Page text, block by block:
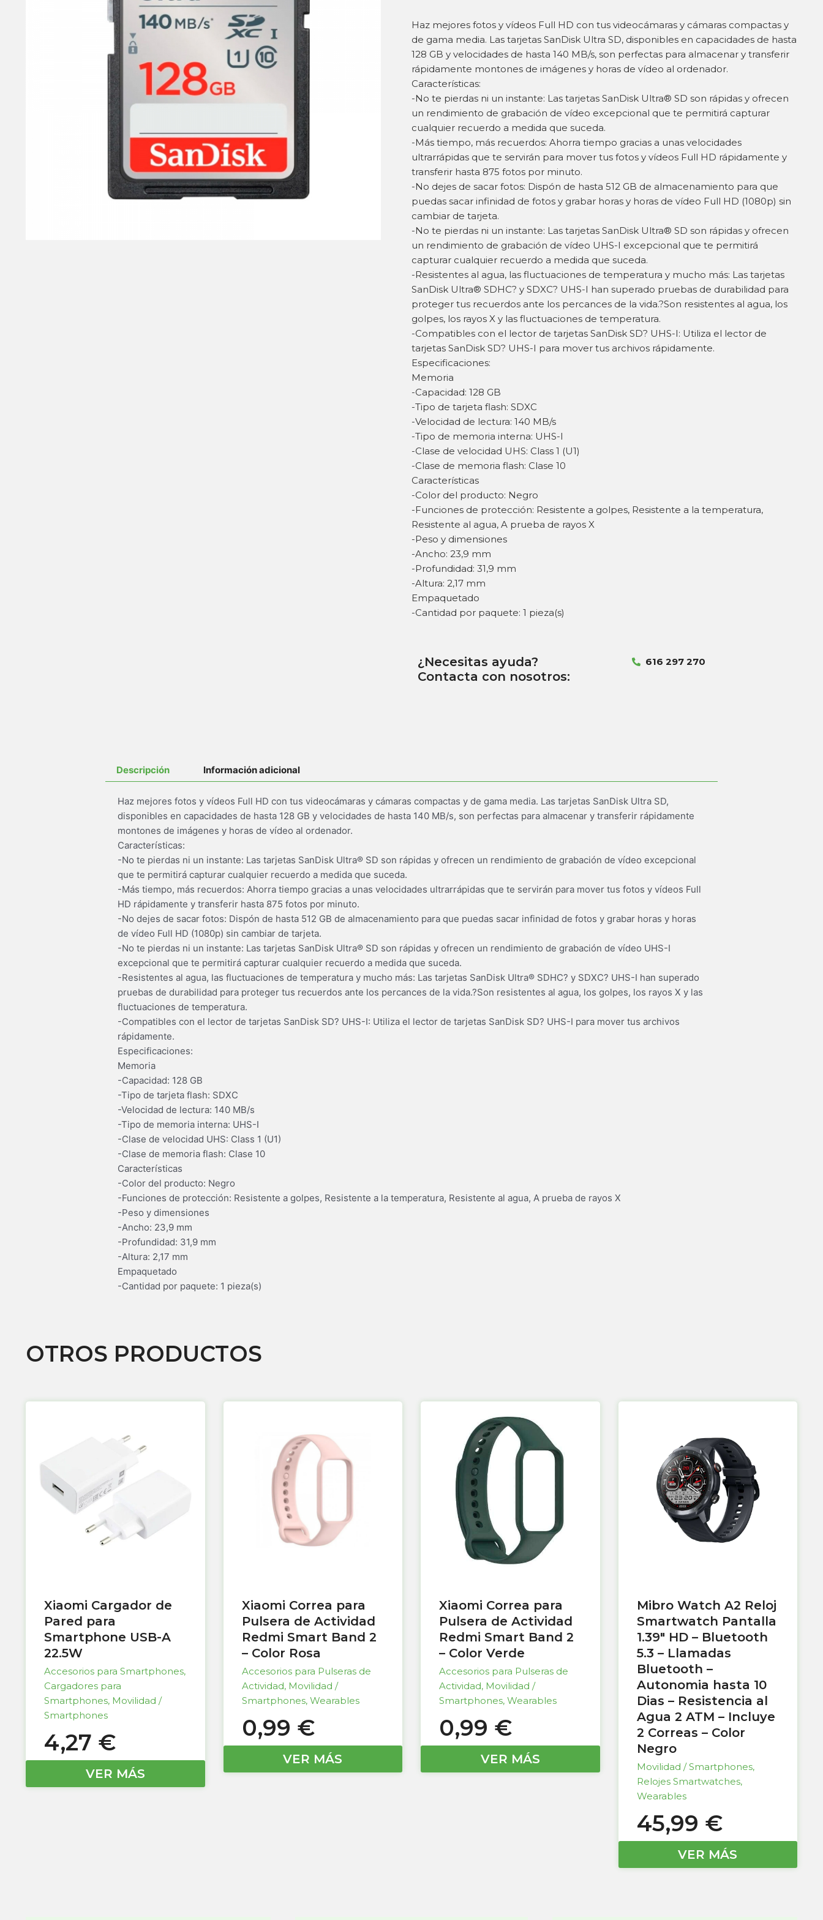
Haz mejores fotos y vídeos Full HD con tus videocámaras y cámaras compactas y
de gama media. Las tarjetas SanDisk Ultra SD, disponibles en capacidades de hasta
128 GB y velocidades de hasta 140 MB/s, son perfectas para almacenar y transferir
rápidamente montones de imágenes y horas de vídeo al ordenador.
Características:
-No te pierdas ni un instante: Las tarjetas SanDisk Ultra® SD son rápidas y ofrecen
un rendimiento de grabación de vídeo excepcional que te permitirá capturar
cualquier recuerdo a medida que suceda.
-Más tiempo, más recuerdos: Ahorra tiempo gracias a unas velocidades
ultrarrápidas que te servirán para mover tus fotos y vídeos Full HD rápidamente y
transferir hasta 875 fotos por minuto.
-No dejes de sacar fotos: Dispón de hasta 512 GB de almacenamiento para que
puedas sacar infinidad de fotos y grabar horas y horas de vídeo Full HD (1080p) sin
cambiar de tarjeta.
-No te pierdas ni un instante: Las tarjetas SanDisk Ultra® SD son rápidas y ofrecen
un rendimiento de grabación de vídeo UHS-I excepcional que te permitirá
capturar cualquier recuerdo a medida que suceda.
-Resistentes al agua, las fluctuaciones de temperatura y mucho más: Las tarjetas
SanDisk Ultra® SDHC? y SDXC? UHS-I han superado pruebas de durabilidad para
proteger tus recuerdos ante los percances de la vida.?Son resistentes al agua, los
golpes, los rayos X y las fluctuaciones de temperatura.
-Compatibles con el lector de tarjetas SanDisk SD? UHS-I: Utiliza el lector de
tarjetas SanDisk SD? UHS-I para mover tus archivos rápidamente.
Especificaciones:
Memoria
-Capacidad: 128 GB
-Tipo de tarjeta flash: SDXC
-Velocidad de lectura: 140 MB/s
-Tipo de memoria interna: UHS-I
-Clase de velocidad UHS: Class 1 (U1)
-Clase de memoria flash: Clase 10
Características
-Color del producto: Negro
-Funciones de protección: Resistente a golpes, Resistente a la temperatura,
Resistente al agua, A prueba de rayos X
-Peso y dimensiones
-Ancho: 23,9 mm
-Profundidad: 31,9 mm
-Altura: 2,17 mm
Empaquetado
-Cantidad por paquete: 1 pieza(s)
¿Necesitas ayuda?
Contacta con nosotros:
616 297 270
Descripción Información adicional
Haz mejores fotos y vídeos Full HD con tus videocámaras y cámaras compactas y de gama media. Las tarjetas SanDisk Ultra SD,
disponibles en capacidades de hasta 128 GB y velocidades de hasta 140 MB/s, son perfectas para almacenar y transferir rápidamente
montones de imágenes y horas de vídeo al ordenador.
Características:
-No te pierdas ni un instante: Las tarjetas SanDisk Ultra® SD son rápidas y ofrecen un rendimiento de grabación de vídeo excepcional
que te permitirá capturar cualquier recuerdo a medida que suceda.
-Más tiempo, más recuerdos: Ahorra tiempo gracias a unas velocidades ultrarrápidas que te servirán para mover tus fotos y vídeos Full
HD rápidamente y transferir hasta 875 fotos por minuto.
-No dejes de sacar fotos: Dispón de hasta 512 GB de almacenamiento para que puedas sacar infinidad de fotos y grabar horas y horas
de vídeo Full HD (1080p) sin cambiar de tarjeta.
-No te pierdas ni un instante: Las tarjetas SanDisk Ultra® SD son rápidas y ofrecen un rendimiento de grabación de vídeo UHS-I
excepcional que te permitirá capturar cualquier recuerdo a medida que suceda.
-Resistentes al agua, las fluctuaciones de temperatura y mucho más: Las tarjetas SanDisk Ultra® SDHC? y SDXC? UHS-I han superado
pruebas de durabilidad para proteger tus recuerdos ante los percances de la vida.?Son resistentes al agua, los golpes, los rayos X y las
fluctuaciones de temperatura.
-Compatibles con el lector de tarjetas SanDisk SD? UHS-I: Utiliza el lector de tarjetas SanDisk SD? UHS-I para mover tus archivos
rápidamente.
Especificaciones:
Memoria
-Capacidad: 128 GB
-Tipo de tarjeta flash: SDXC
-Velocidad de lectura: 140 MB/s
-Tipo de memoria interna: UHS-I
-Clase de velocidad UHS: Class 1 (U1)
-Clase de memoria flash: Clase 10
Características
-Color del producto: Negro
-Funciones de protección: Resistente a golpes, Resistente a la temperatura, Resistente al agua, A prueba de rayos X
-Peso y dimensiones
-Ancho: 23,9 mm
-Profundidad: 31,9 mm
-Altura: 2,17 mm
Empaquetado
-Cantidad por paquete: 1 pieza(s)
OTROS PRODUCTOS
Xiaomi Cargador de
Pared para
Smartphone USB-A
22.5W
Accesorios para Smartphones,
Cargadores para
Smartphones, Movilidad /
Smartphones
4,27 €
VER MÁS
Xiaomi Correa para
Pulsera de Actividad
Redmi Smart Band 2
– Color Rosa
Accesorios para Pulseras de
Actividad, Movilidad /
Smartphones, Wearables
0,99 €
VER MÁS
Xiaomi Correa para
Pulsera de Actividad
Redmi Smart Band 2
– Color Verde
Accesorios para Pulseras de
Actividad, Movilidad /
Smartphones, Wearables
0,99 €
VER MÁS
Mibro Watch A2 Reloj
Smartwatch Pantalla
1.39″ HD – Bluetooth
5.3 – Llamadas
Bluetooth –
Autonomia hasta 10
Dias – Resistencia al
Agua 2 ATM – Incluye
2 Correas – Color
Negro
Movilidad / Smartphones,
Relojes Smartwatches,
Wearables
45,99 €
VER MÁS